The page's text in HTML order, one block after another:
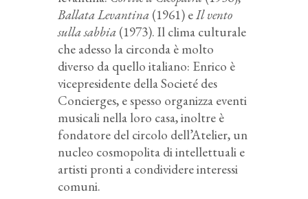
Ballata Levantina (1961) eIl vento
sulla sabbia (1973). Il clima culturale
che adesso la circonda è molto
diverso da quello italiano: Enrico è
vicepresidente della Societé des
Concierges, e spesso organizza eventi
musicali nella loro casa, inoltre è
fondatore del circolo dell’Atelier, un
nucleo cosmopolita di intellettuali e
artisti pronti a condividere interessi
comuni.